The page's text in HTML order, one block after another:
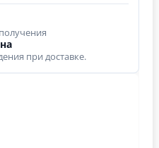
при доставке.